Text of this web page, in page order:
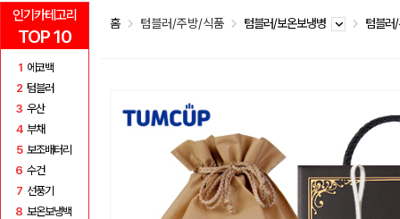
인기카테고리
TOP 10
1 에코백
2 텀블러
3 우산
4 부채
5 보조배터리
6 수건
7 선풍기
8 보온보냉백
홈 텀블러/주방/식품 텀블러/보온보냉병 텀블러